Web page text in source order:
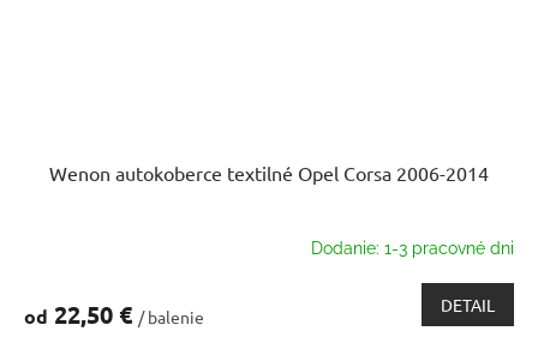
Wenon autokoberce textilné Opel Corsa 2006-2014
Dodanie: 1-3 pracovné dni
od 22,50 € / balenie
DETAIL